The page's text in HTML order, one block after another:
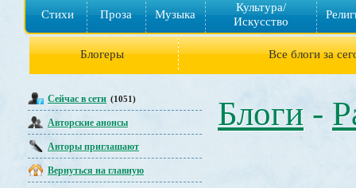
Стихи Проза Музыка
Культура/
Искусство
Блогеры Все блоги за
Сейчас в сети (1051)
Авторские анонсы
Авторы приглашают
Вернуться на главную
Блоги -